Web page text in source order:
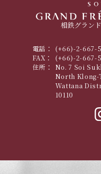
相鉄グラン
電話：
(+66)-2-667-
FAX：
(+66)-2-667-
住所：
No. 7 Soi
North
Wattana
10110